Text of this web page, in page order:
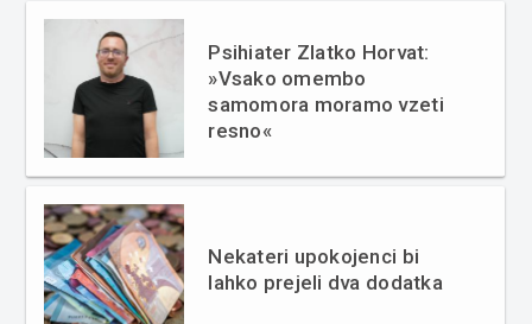
Psihiater Zlatko Horvat:
»Vsako omembo
samomora moramo vzeti
resno«
Nekateri upokojenci bi
lahko prejeli dva dodatka